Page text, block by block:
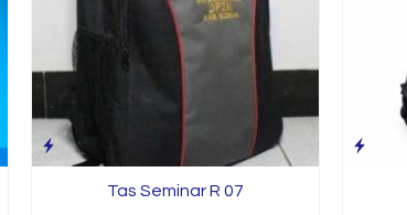
Tas Seminar R 07